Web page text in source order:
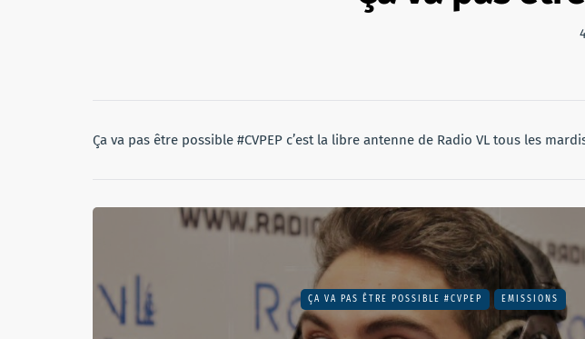
Ça va pas être possible #CVPEP c’est la libre antenne de Radio VL tous les
ÇA VA PAS ÊTRE POSSIBLE #CVPEP EMISSIONS